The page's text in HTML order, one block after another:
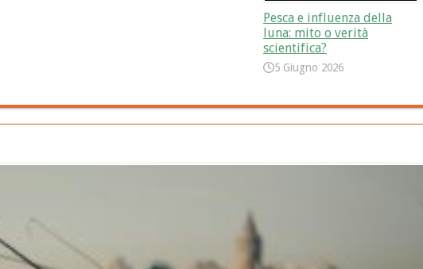
Pesca e influenza della
luna: mito o verità
scientifica?
5 Giugno 2026